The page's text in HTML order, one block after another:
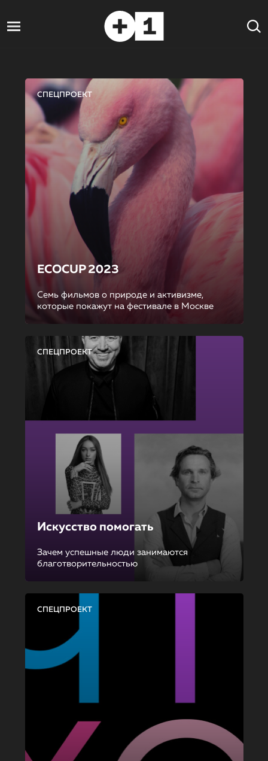
СПЕЦПРОЕКТ
ECOCUP 2023
Семь фильмов о природе и активизме,
которые покажут на фестивале в Москве
СПЕЦПРОЕКТ
Искусство помогать
Зачем успешные люди занимаются
благотворительностью
СПЕЦПРОЕКТ